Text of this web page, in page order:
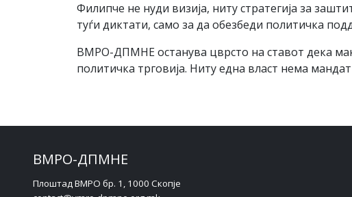
Филипче не нуди визија, ниту стратегија за
туѓи диктати, само за да обезбеди политичка
ВМРО-ДПМНЕ останува цврсто на ставот дека
политичка трговија. Ниту една власт нема
ВМРО-ДПМНЕ
Плоштад ВМРО бр. 1, 1000 Скопје